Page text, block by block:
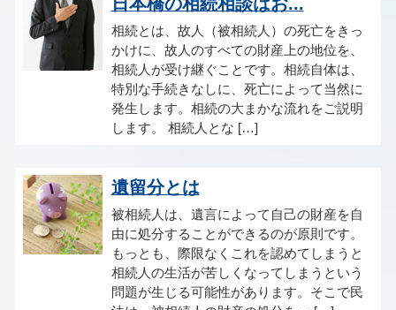
相続とは、故人（被相続人）の死亡をきっ
かけに、故人のすべての財産上の地位を、
相続人が受け継ぐことです。相続自体は、
特別な手続きなしに、死亡によって当然に
発生します。相続の大まかな流れをご説明
します。 相続人とな […]
遺留分とは
被相続人は、遺言によって自己の財産を自
由に処分することができるのが原則です。
もっとも、際限なくこれを認めてしまうと
相続人の生活が苦しくなってしまうという
問題が生じる可能性があります。そこで民